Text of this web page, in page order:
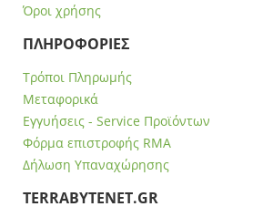
Όροι χρήσης
ΠΛΗΡΟΦΟΡΙΕΣ
Τρόποι Πληρωμής
Μεταφορικά
Εγγυήσεις - Service Προϊόντων
Φόρμα επιστροφής RMA
Δήλωση Υπαναχώρησης
ΤERRABYTENET.GR